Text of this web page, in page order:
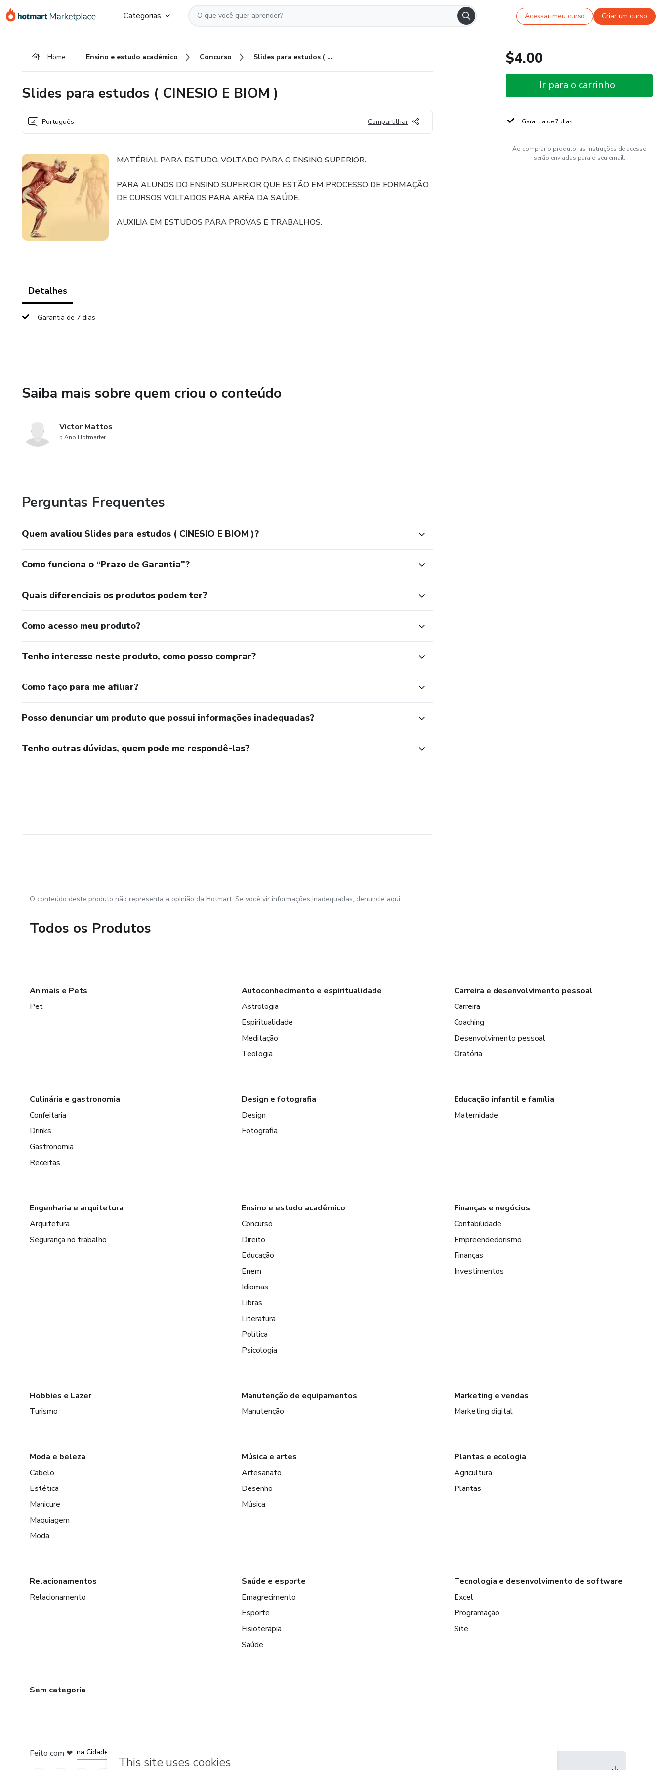
para
para
para
Categorias Acessar meu curso Criar um curso
Home Ensino e estudo acadêmico Concurso Slides para estudos ( CINESIO E BIOM )
Slides para estudos ( CINESIO E BIOM )
Português Compartilhar
MATÉRIAL PARA ESTUDO, VOLTADO PARA O ENSINO SUPERIOR.
PARA ALUNOS DO ENSINO SUPERIOR QUE ESTÃO EM PROCESSO DE FORMAÇÃO
DE CURSOS VOLTADOS PARA ARÉA DA SAÚDE.
AUXILIA EM ESTUDOS PARA PROVAS E TRABALHOS.
Detalhes
Garantia de 7 dias
Saiba mais sobre quem criou o conteúdo
Victor Mattos
5 Ano Hotmarter
Perguntas Frequentes
Quem avaliou Slides para estudos ( CINESIO E BIOM )?
Como funciona o “Prazo de Garantia”?
Quais diferenciais os produtos podem ter?
Como acesso meu produto?
Tenho interesse neste produto, como posso comprar?
Como faço para me afiliar?
Posso denunciar um produto que possui informações inadequadas?
Tenho outras dúvidas, quem pode me respondê-las?
$4.00
Ir para o carrinho
Garantia de 7 dias
Ao comprar o produto, as instruções de acesso
serão enviadas para o seu email.
O conteúdo deste produto não representa a opinião da Hotmart. Se você vir informações inadequadas, denuncie aqui
Todos os Produtos
Animais e Pets
Pet
Autoconhecimento e espiritualidade
Astrologia
Espiritualidade
Meditação
Teologia
Carreira e desenvolvimento pessoal
Carreira
Coaching
Desenvolvimento pessoal
Oratória
Culinária e gastronomia
Confeitaria
Drinks
Gastronomia
Receitas
Design e fotografia
Design
Fotografia
Educação infantil e família
Maternidade
Engenharia e arquitetura
Arquitetura
Segurança no trabalho
Ensino e estudo acadêmico
Concurso
Direito
Educação
Enem
Idiomas
Libras
Literatura
Política
Psicologia
Finanças e negócios
Contabilidade
Empreendedorismo
Finanças
Investimentos
Hobbies e Lazer
Turismo
Manutenção de equipamentos
Manutenção
Marketing e vendas
Marketing digital
Moda e beleza
Cabelo
Estética
Manicure
Maquiagem
Moda
Música e artes
Artesanato
Desenho
Música
Plantas e ecologia
Agricultura
Plantas
Relacionamentos
Relacionamento
Saúde e esporte
Emagrecimento
Esporte
Fisioterapia
Saúde
Tecnologia e desenvolvimento de software
Excel
Programação
Site
Sem categoria
Feito com ❤
em Belo Horizonte
na Cidade do México